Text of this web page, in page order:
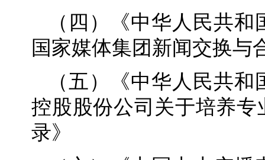
（四）《中华人民共
国家媒体集团新闻交换与
（五）《中华人民共
控股股份公司关于培养
录》